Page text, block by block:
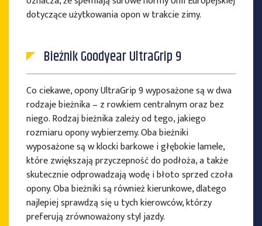
dotyczące użytkowania opon w trakcie zimy.
Bieżnik Goodyear UltraGrip 9
Co ciekawe, opony UltraGrip 9 wyposażone są w dwa
rodzaje bieżnika – z rowkiem centralnym oraz bez
niego. Rodzaj bieżnika zależy od tego, jakiego
rozmiaru opony wybierzemy. Oba bieżniki
wyposażone są w klocki barkowe i głębokie lamele,
które zwiększają przyczepność do podłoża, a także
skutecznie odprowadzają wodę i błoto sprzed czoła
opony. Oba bieżniki są również kierunkowe, dlatego
najlepiej sprawdzą się u tych kierowców, którzy
preferują zrównoważony styl jazdy.